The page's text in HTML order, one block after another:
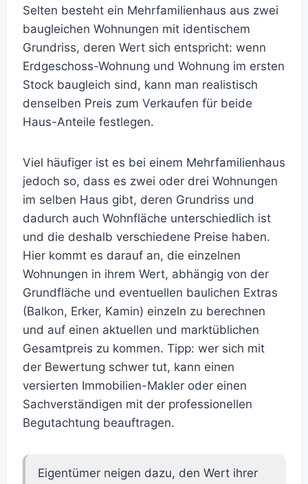
Selten besteht ein Mehrfamilienhaus aus zwei
baugleichen Wohnungen mit identischem
Grundriss, deren Wert sich entspricht: wenn
Erdgeschoss-Wohnung und Wohnung im ersten
Stock baugleich sind, kann man realistisch
denselben Preis zum Verkaufen für beide
Haus-Anteile festlegen.
Viel häufiger ist es bei einem Mehrfamilienhaus
jedoch so, dass es zwei oder drei Wohnungen
im selben Haus gibt, deren Grundriss und
dadurch auch Wohnfläche unterschiedlich ist
und die deshalb verschiedene Preise haben.
Hier kommt es darauf an, die einzelnen
Wohnungen in ihrem Wert, abhängig von der
Grundfläche und eventuellen baulichen Extras
(Balkon, Erker, Kamin) einzeln zu berechnen
und auf einen aktuellen und marktüblichen
Gesamtpreis zu kommen. Tipp: wer sich mit
der Bewertung schwer tut, kann einen
versierten Immobilien-Makler oder einen
Sachverständigen mit der professionellen
Begutachtung beauftragen.
Eigentümer neigen dazu, den Wert ihrer